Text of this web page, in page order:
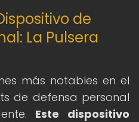
de
La Pulsera
más notables en el
de defensa personal
Este dispositivo